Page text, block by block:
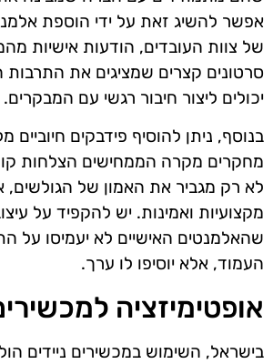
אפשר להשיג זאת על ידי הוספת
של צוות העובדים, הודעות אישיות
סרטונים קצרים שמציגים את התרבות
יכולים ליצור חיבור רגשי עם המבקרים.
בנוסף, ניתן להוסיף פידבקים חיוביים
מחקרים מקרה הממחישים הצלחות
לא רק מגביר את האמון של
מקצועיות ואמינות. יש להקפיד על
שהאלמנטים האישיים לא יעמיסו על
העמוד, אלא יוסיפו לו ערך.
אופטימיזציה
בישראל, השימוש במכשירים ניידים